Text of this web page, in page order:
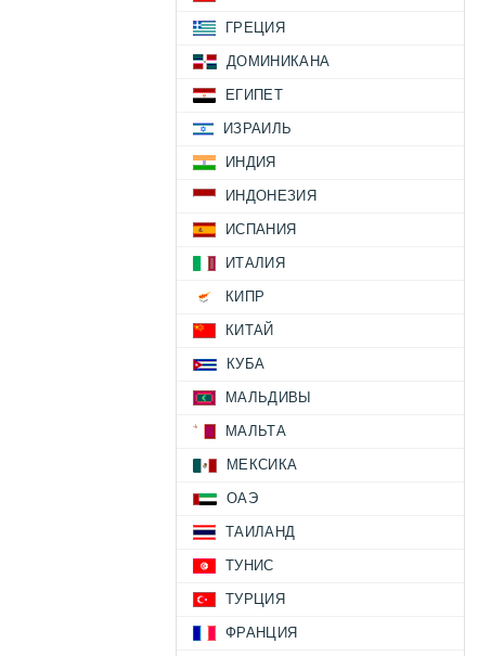
ГРЕЦИЯ
ДОМИНИКАНА
ЕГИПЕТ
ИЗРАИЛЬ
ИНДИЯ
ИНДОНЕЗИЯ
ИСПАНИЯ
ИТАЛИЯ
КИПР
КИТАЙ
КУБА
МАЛЬДИВЫ
МАЛЬТА
МЕКСИКА
ОАЭ
ТАИЛАНД
ТУНИС
ТУРЦИЯ
ФРАНЦИЯ